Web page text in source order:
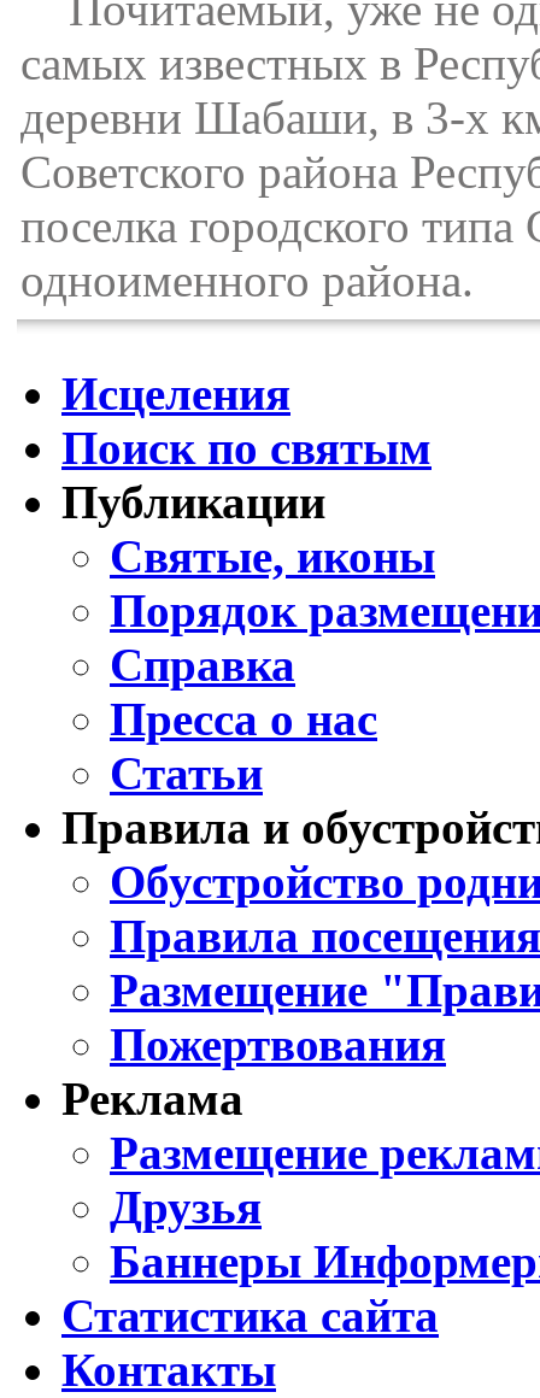
самых известных в
деревни Шабаши, в 3-х
Советского района
поселка городского
одноименного района.
Исцеления
Поиск по святым
Публикации
Святые, иконы
Порядок
Справка
Пресса о нас
Статьи
Правила и
Обустройство
Правила
Размещение
Пожертвования
Реклама
Размещение
Друзья
Баннеры
Статистика сайта
Контакты